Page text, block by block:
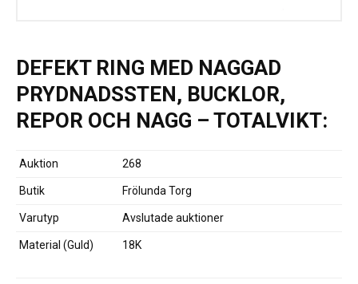
DEFEKT RING MED NAGGAD
PRYDNADSSTEN, BUCKLOR,
REPOR OCH NAGG – TOTALVIKT:
Auktion 268
Butik Frölunda Torg
Varutyp Avslutade auktioner
Material (Guld) 18K